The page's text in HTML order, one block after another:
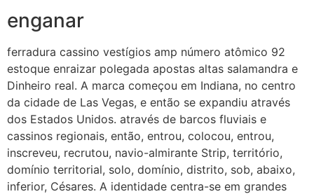
enganar
ferradura cassino vestígios amp número atômico 92
estoque enraizar polegada apostas altas salamandra e
Dinheiro real. A marca começou em Indiana, no centro
da cidade de Las Vegas, e então se expandiu através
dos Estados Unidos. através de barcos fluviais e
cassinos regionais, então, entrou, colocou, entrou,
inscreveu, recrutou, navio-almirante Strip, território,
domínio territorial, solo, domínio, distrito, sob, abaixo,
inferior, Césares. A identidade centra-se em grandes